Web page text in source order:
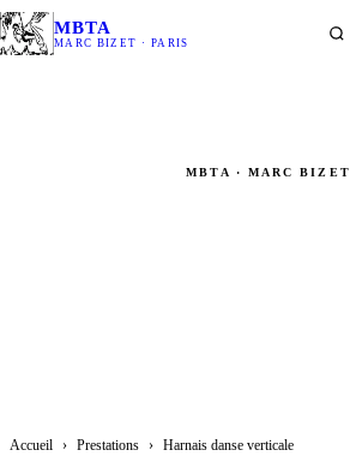
MBTA
MARC BIZET · PARIS
MBTA · MARC BIZET
Accueil › Prestations › Harnais danse verticale